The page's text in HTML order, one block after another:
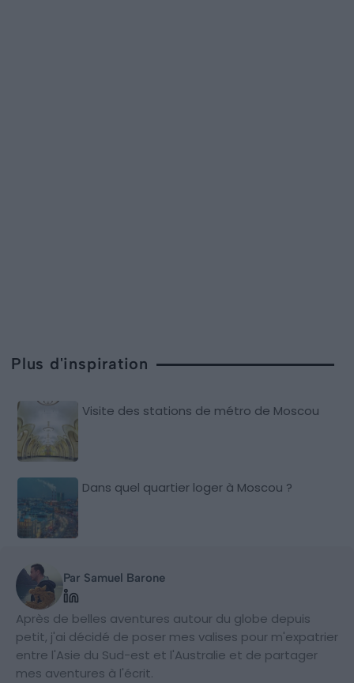
Plus d'inspiration
Visite des stations de métro de Moscou
Dans quel quartier loger à Moscou ?
Par Samuel Barone
Après de belles aventures autour du globe depuis
petit, j'ai décidé de poser mes valises pour m'expatrier
entre l'Asie du Sud-est et l'Australie et de partager
mes aventures à l'écrit.